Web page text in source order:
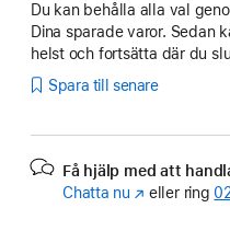
Du kan behålla alla val
Dina sparade varor. Sedan
helst och fortsätta där du
Spara till senare
Få hjälp med att
Chatta nu (Öppnas
eller ring